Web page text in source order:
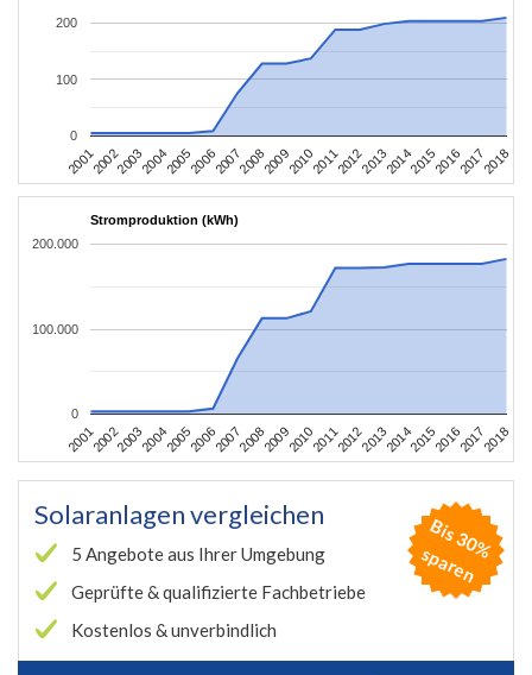
200120022003200420052006200720082009201020112012201320142015201620172018
0
100
200
Stromproduktion (kWh)
200120022003200420052006200720082009201020112012201320142015201620172018
0
100.000
200.000
Solaranlagen vergleichen
5 Angebote aus Ihrer Umgebung
Geprüfte & qualifizierte Fachbetriebe
Kostenlos & unverbindlich
B
is
3
0
%
s
p
a
r
e
n